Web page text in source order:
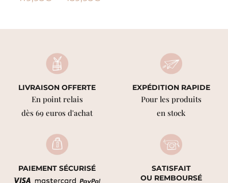
LIVRAISON OFFERTE
En point relais
dès 69 euros d'achat
EXPÉDITION RAPIDE
Pour les produits
en stock
PAIEMENT SÉCURISÉ
SATISFAIT
OU REMBOURSÉ